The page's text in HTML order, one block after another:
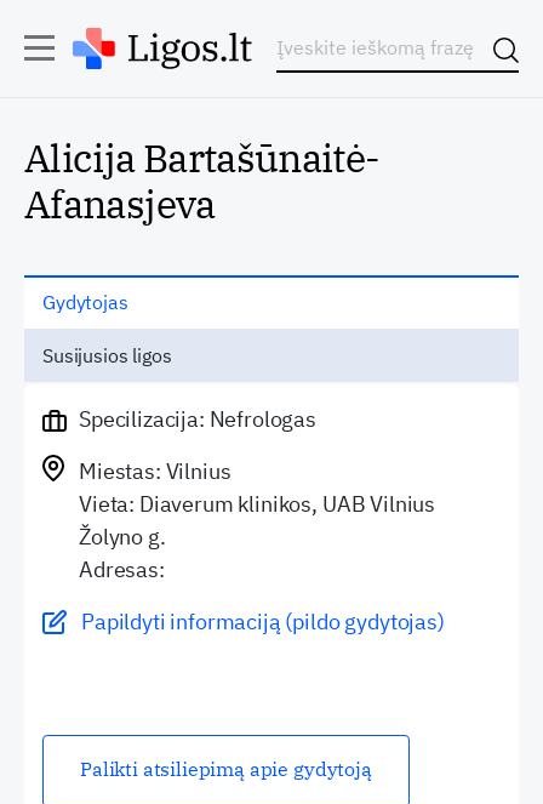
Alicija Bartašūnaitė-
Afanasjeva
Gydytojas
Susijusios ligos
Specilizacija: Nefrologas
Miestas: Vilnius
Vieta: Diaverum klinikos, UAB Vilnius
Žolyno g.
Adresas:
Papildyti informaciją (pildo gydytojas)
Palikti atsiliepimą apie gydytoją